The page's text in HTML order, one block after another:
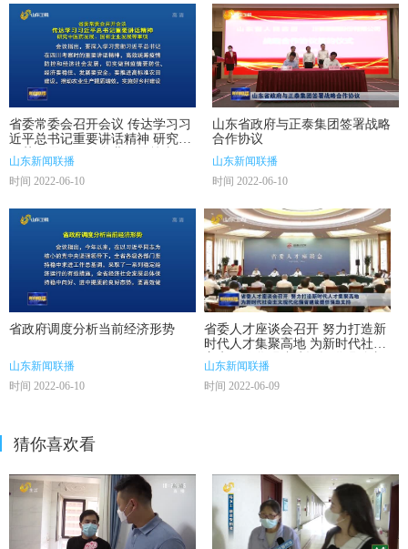
省委常委会召开会议 传达学习习
近平总书记重要讲话精神 研究中
医药发展、国有企业发展等事项
山东新闻联播
时间 2022-06-10
山东省政府与正泰集团签署战略
合作协议
山东新闻联播
时间 2022-06-10
省政府调度分析当前经济形势
山东新闻联播
时间 2022-06-10
省委人才座谈会召开 努力打造新
时代人才集聚高地 为新时代社会
主义现代化强省建设提供强劲支
持
山东新闻联播
时间 2022-06-09
猜你喜欢看